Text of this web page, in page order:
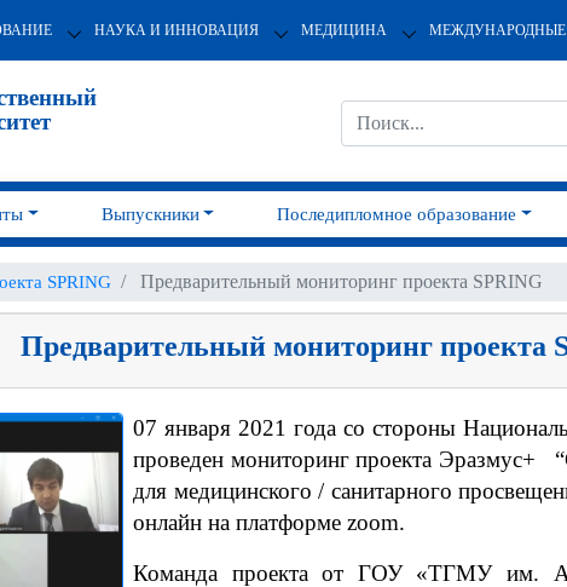
НАУКА И ИННОВАЦИЯ МЕДИЦИНА
Выпускники Последипломное образование
SPRING Предварительный мониторинг проекта SPRING
Предварительный мониторинг проекта
07 января 2021 года со стороны
проведен мониторинг проекта Эразмус+
для медицинского / санитарного
онлайн на платформе zoom.
Команда проекта от ГОУ «ТГМУ им.